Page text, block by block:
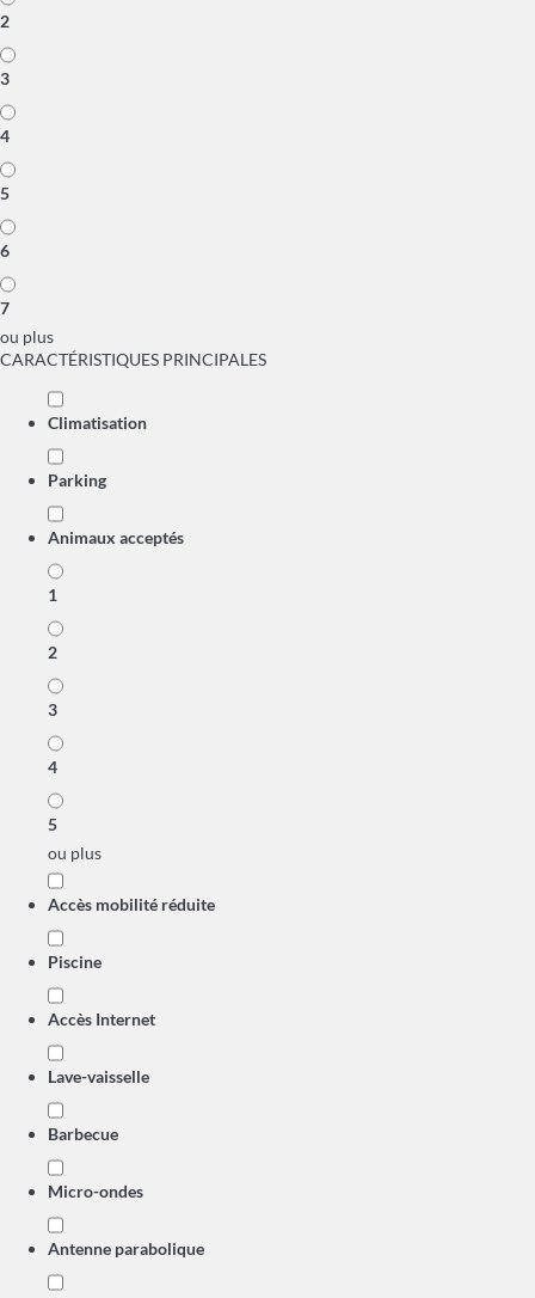
2
3
4
5
6
7
ou plus
CARACTÉRISTIQUES PRINCIPALES
Climatisation
Parking
Animaux acceptés
1
2
3
4
5
ou plus
Accès mobilité réduite
Piscine
Accès Internet
Lave-vaisselle
Barbecue
Micro-ondes
Antenne parabolique